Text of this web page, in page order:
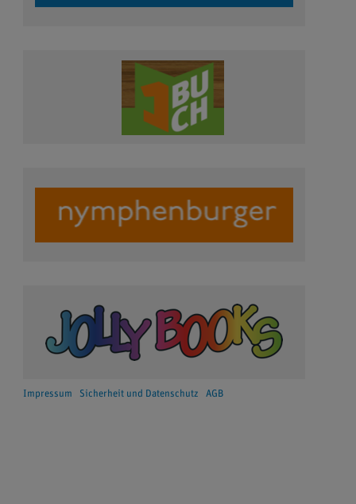
Impressum Sicherheit und Datenschutz AGB